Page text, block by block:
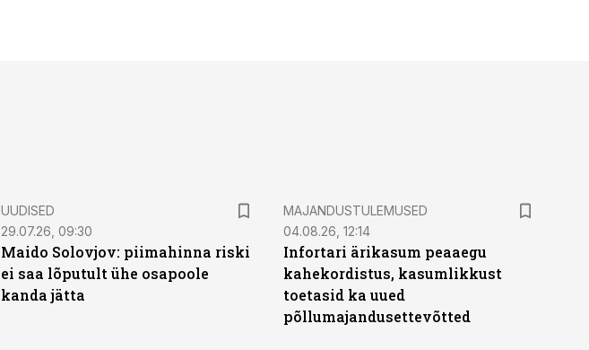
UUDISED
29.07.26, 09:30
Maido Solovjov: piimahinna riski
ei saa lõputult ühe osapoole
kanda jätta
MAJANDUSTULEMUSED
04.08.26, 12:14
Infortari ärikasum peaaegu
kahekordistus, kasumlikkust
toetasid ka uued
põllumajandusettevõtted